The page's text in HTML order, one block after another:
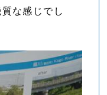
な感じでし